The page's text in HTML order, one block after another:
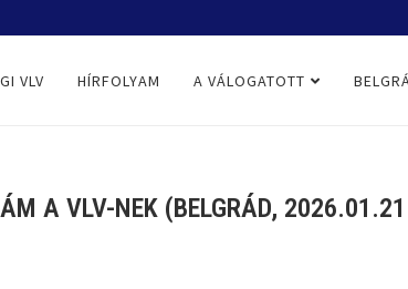
VLV HÍRFOLYAM A VÁLOGATOTT
A VLV-NEK (BELGRÁD,